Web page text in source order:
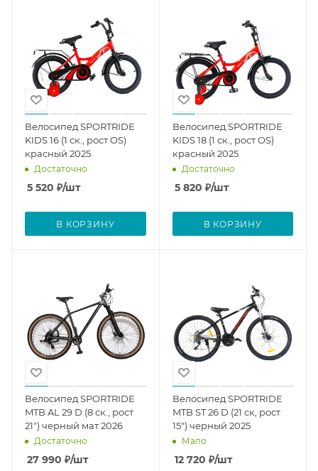
Велосипед SPORTRIDE
KIDS 16 (1 ск., рост OS)
красный 2025
Достаточно
5 520 ₽/шт
В КОРЗИНУ
Велосипед SPORTRIDE
KIDS 18 (1 ск., рост OS)
красный 2025
Достаточно
5 820 ₽/шт
В КОРЗИНУ
Велосипед SPORTRIDE
MTB AL 29 D (8 ск., рост
21") черный мат 2026
Достаточно
27 990 ₽/шт
Велосипед SPORTRIDE
MTB ST 26 D (21 ск, рост
15") черный 2025
Мало
12 720 ₽/шт